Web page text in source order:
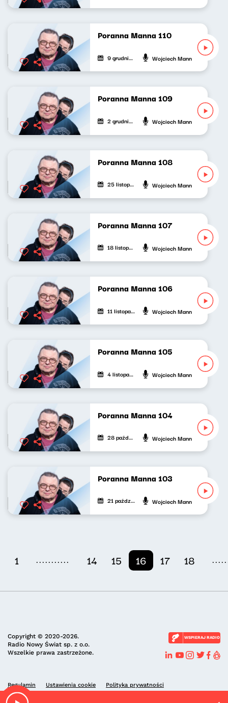
Poranna Manna 110
9 grudnia 2022 Wojciech Mann
Poranna Manna 109
2 grudnia 2022 Wojciech Mann
Poranna Manna 108
25 listopada 2022 Wojciech Mann
Poranna Manna 107
18 listopada 2022 Wojciech Mann
Poranna Manna 106
11 listopada 2022 Wojciech Mann
Poranna Manna 105
4 listopada 2022 Wojciech Mann
Poranna Manna 104
28 października 2022 Wojciech Mann
Poranna Manna 103
21 października 2022 Wojciech Mann
1 ........... 14 15 16 17 18
Copyright © 2020-2026.
Radio Nowy Świat sp. z o.o.
Wszelkie prawa zastrzeżone.
WSPIERAJ RADIO
Regulamin Ustawienia cookie Polityka prywatności